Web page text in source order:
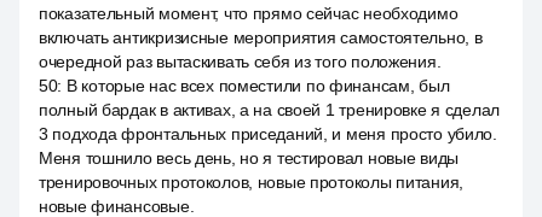
показательный момент, что прямо сейчас необходимо
включать антикризисные мероприятия самостоятельно, в
очередной раз вытаскивать себя из того положения.
50: В которые нас всех поместили по финансам, был
полный бардак в активах, а на своей 1 тренировке я сделал
3 подхода фронтальных приседаний, и меня просто убило.
Меня тошнило весь день, но я тестировал новые виды
тренировочных протоколов, новые протоколы питания,
новые финансовые.